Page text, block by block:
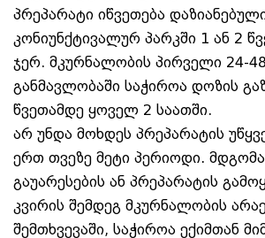
პრეპარატი იწვეთება
კონიუნქტივალურ პარკში 1 ან 2
ჯერ. მკურნალობის პირველი 24-
განმავლობაში საჭიროა დოზის
წვეთამდე ყოველ 2 საათში.
არ უნდა მოხდეს პრეპარატის
ერთ თვეზე მეტი პერიოდი.
გაუარესების ან პრეპარატის
კვირის შემდეგ მკურნალობის
შემთხვევაში, საჭიროა ექიმთან